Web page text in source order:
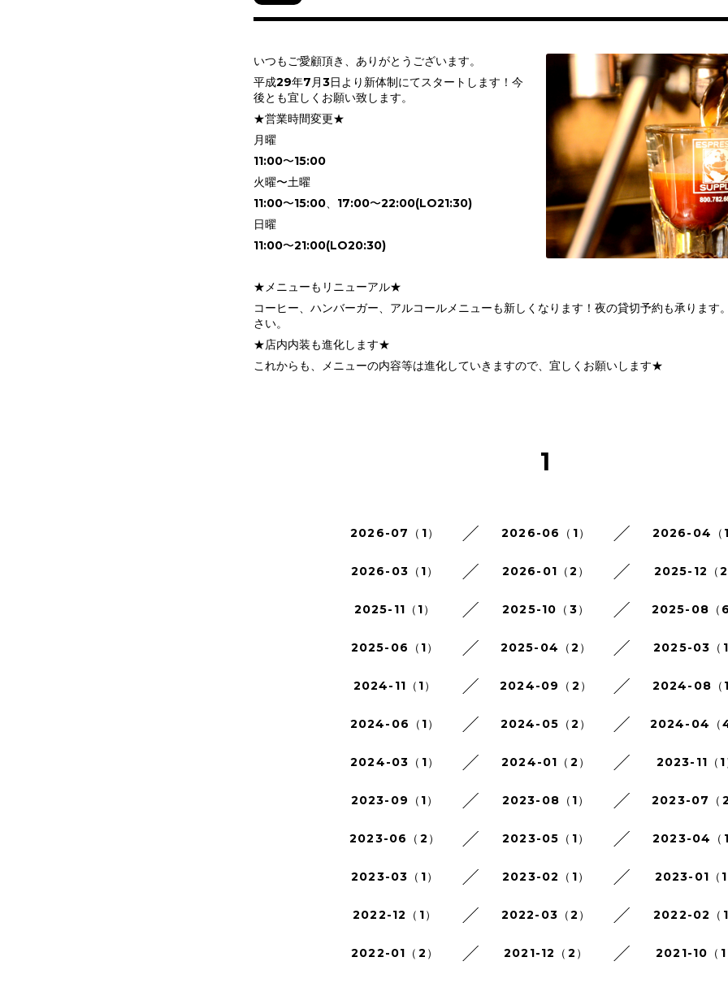
いつもご愛顧頂き、ありがとうございます。
平成29年7月3日より新体制にてスタートします！今
後とも宜しくお願い致します。
★営業時間変更★
月曜
11:00〜15:00
火曜〜土曜
11:00〜15:00、17:00〜22:00(LO21:30)
日曜
11:00〜21:00(LO20:30)
★メニューもリニューアル★
コーヒー、ハンバーガー、アルコールメニューも新しくなります！夜の貸切予約も承ります
さい。
★店内内装も進化します★
これからも、メニューの内容等は進化していきますので、宜しくお願いします★
1
2026-07（1） 2026-06（1） 2026-04（1
2026-03（1） 2026-01（2） 2025-12（2
2025-11（1） 2025-10（3） 2025-08（6
2025-06（1） 2025-04（2） 2025-03（1
2024-11（1） 2024-09（2） 2024-08（1
2024-06（1） 2024-05（2） 2024-04（4
2024-03（1） 2024-01（2） 2023-11（1
2023-09（1） 2023-08（1） 2023-07（2
2023-06（2） 2023-05（1） 2023-04（1
2023-03（1） 2023-02（1） 2023-01（1
2022-12（1） 2022-03（2） 2022-02（1
2022-01（2） 2021-12（2） 2021-10（1